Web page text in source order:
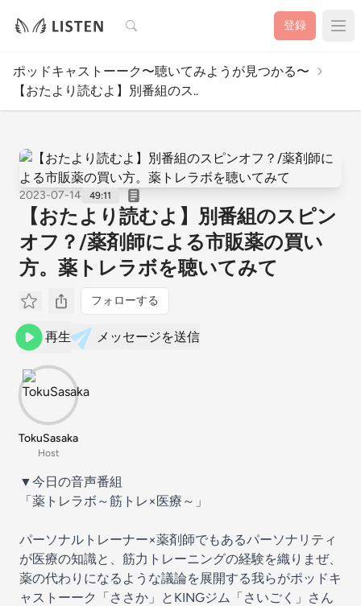
検索 登録
ポッドキャストーーク〜聴いてみようが見つかる〜
【おたより読むよ】別番組のス..
2023-07-14 49:11
【おたより読むよ】別番組のスピン
オフ？/薬剤師による市販薬の買い
方。薬トレラボを聴いてみて
フォローする
再生 メッセージを送信
TokuSasaka
Host
▼今日の音声番組
「薬トレラボ～筋トレ×医療～ 」
パーソナルトレーナー×薬剤師でもあるパーソナリティ
が医療の知識と、筋力トレーニングの経験を織りまぜ、
薬の代わりになるような議論を展開する我らがポッドキ
ャストーーク「ささか」とKINGジム「さいごく」さん